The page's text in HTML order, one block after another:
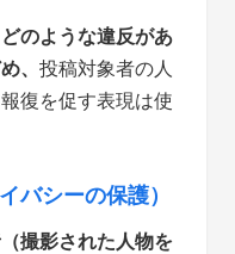
のような違反があ
、 投稿対象者の人
復を促す表現は使
バシーの保護）
撮影された人物を